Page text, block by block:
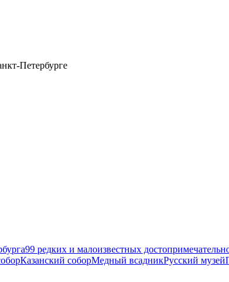
Петербурге
99 редких и малоизвестных
Казанский соборМедный всадникРусский музей